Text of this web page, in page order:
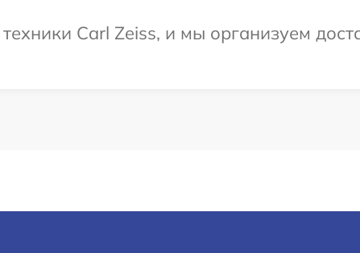
Carl Zeiss, и мы организуем